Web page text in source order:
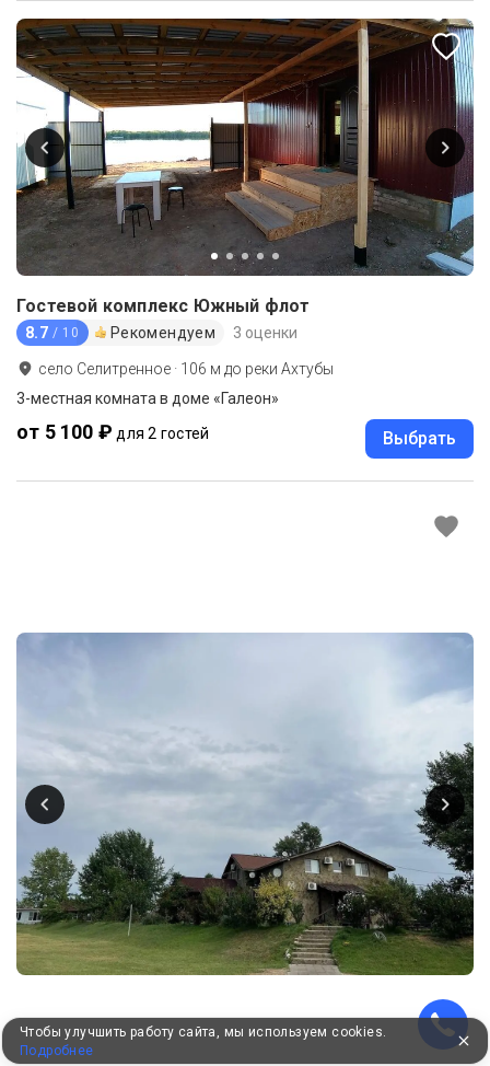
Гостевой комплекс Южный флот
8.7 / 10 Рекомендуем 3 оценки
село Селитренное · 106 м до реки Ахтубы
3-местная комната в доме «Галеон»
от 5 100 ₽ для 2 гостей Выбрать
Чтобы улучшить работу сайта, мы используем cookies.
Подробнее